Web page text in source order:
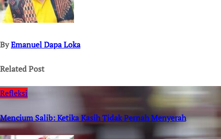
ByEmanuel Dapa Loka
Related Post
Refleksi
Mencium Salib: Ketika Kasih Tidak Pernah Menyerah